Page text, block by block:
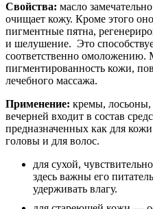
Свойства: масло
очищает кожу. Кроме этого
пигментные пятна,
и шелушение. Это
соответственно омоложению.
пигментированность кожи,
лечебного массажа.
Применение: кремы,
вечерней входит в состав
предназначенных как для
головы и для волос.
для сухой,
здесь важны его
удерживать влагу.